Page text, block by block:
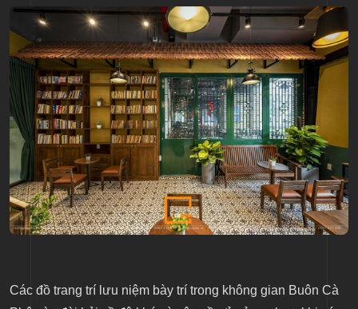
Các đồ trang trí lưu niệm bày trí trong không gian Buôn Cà